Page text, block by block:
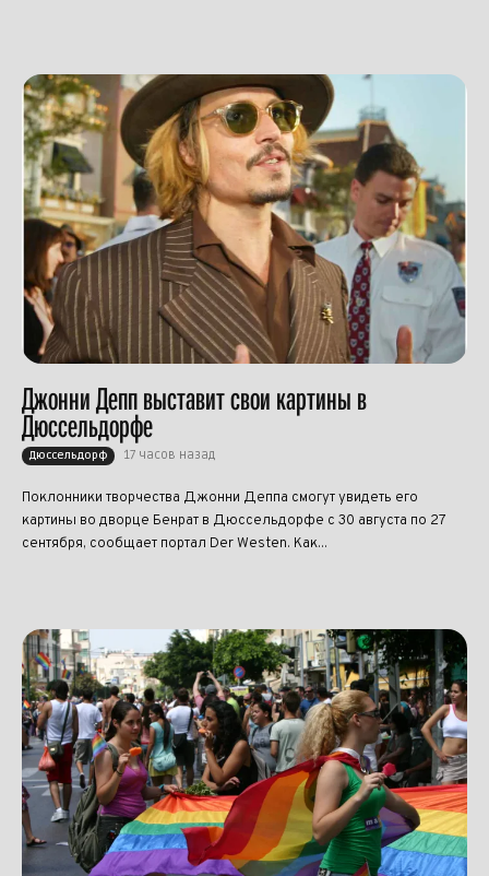
Джонни Депп выставит свои картины в
Дюссельдорфе
Дюссельдорф 17 часов назад
Поклонники творчества Джонни Деппа смогут увидеть его
картины во дворце Бенрат в Дюссельдорфе с 30 августа по 27
сентября, сообщает портал Der Westen. Как...